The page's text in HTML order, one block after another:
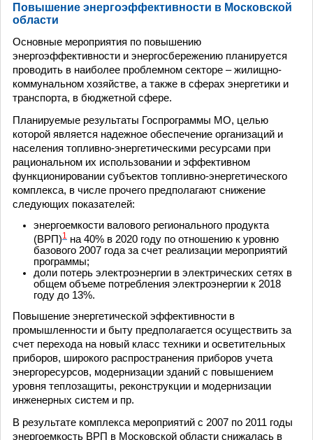
Повышение энергоэффективности в Московской
области
Основные мероприятия по повышению
энергоэффективности и энергосбережению планируется
проводить в наиболее проблемном секторе – жилищно-
коммунальном хозяйстве, а также в сферах энергетики и
транспорта, в бюджетной сфере.
Планируемые результаты Госпрограммы МО, целью
которой является надежное обеспечение организаций и
населения топливно-энергетическими ресурсами при
рациональном их использовании и эффективном
функционировании субъектов топливно-энергетического
комплекса, в числе прочего предполагают снижение
следующих показателей:
энергоемкости валового регионального продукта
(ВРП)1 на 40% в 2020 году по отношению к уровню
базового 2007 года за счет реализации мероприятий
программы;
доли потерь электроэнергии в электрических сетях в
общем объеме потребления электроэнергии к 2018
году до 13%.
Повышение энергетической эффективности в
промышленности и быту предполагается осуществить за
счет перехода на новый класс техники и осветительных
приборов, широкого распространения приборов учета
энергоресурсов, модернизации зданий с повышением
уровня теплозащиты, реконструкции и модернизации
инженерных систем и пр.
В результате комплекса мероприятий с 2007 по 2011 годы
энергоемкость ВРП в Московской области снижалась в